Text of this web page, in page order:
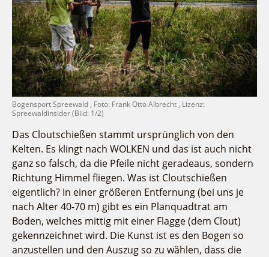
Einkaufen
Gruppen
Fremdenverkehrsvereine
Ludwig Leichhardt
Kahnfahrten
Fahrgastschiff
Campingplatz Jessern
Wirtschaftsförderung
Regionalentwicklung
SPOT
Bürgerbus
Naturwelt Lieberoser Heide
Q-Gemeinde Schwielochsee
Staatlich anerkannter Erholungsort Goyatz
Mein Brandenburg – Infostelen
Unternehmensbetreuung
ILB
WFG
Service
Über uns
Team
Aktuelles
Infomaterial
Warenkorb
Bogensport Spreewald , Foto: Frank Otto Albrecht , Lizenz:
Spreewaldinsider (Bild: 1/2)
Das Cloutschießen stammt ursprünglich von den
Kelten. Es klingt nach WOLKEN und das ist auch nicht
ganz so falsch, da die Pfeile nicht geradeaus, sondern
Richtung Himmel fliegen. Was ist Cloutschießen
eigentlich? In einer größeren Entfernung (bei uns je
nach Alter 40-70 m) gibt es ein Planquadtrat am
Boden, welches mittig mit einer Flagge (dem Clout)
gekennzeichnet wird. Die Kunst ist es den Bogen so
anzustellen und den Auszug so zu wählen, dass die